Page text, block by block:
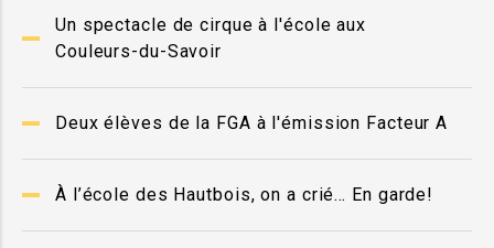
Un spectacle de cirque à l'école aux
Couleurs-du-Savoir
Deux élèves de la FGA à l'émission Facteur A
À l’école des Hautbois, on a crié… En garde!